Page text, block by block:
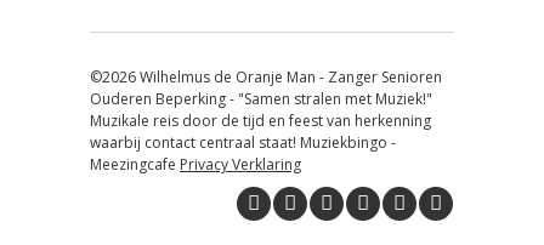
©2026 Wilhelmus de Oranje Man - Zanger Senioren
Ouderen Beperking - "Samen stralen met Muziek!"
Muzikale reis door de tijd en feest van herkenning
waarbij contact centraal staat! Muziekbingo -
Meezingcafe Privacy Verklaring